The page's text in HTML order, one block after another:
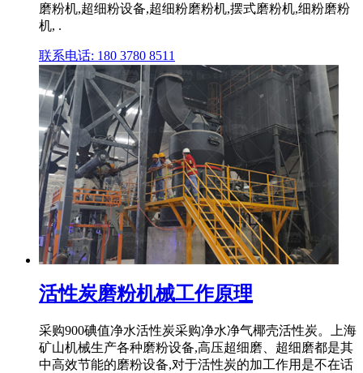
磨粉机,超细粉设备,超细粉磨粉机,摆式磨粉机,细粉磨粉
机, .
联系电话: 180 3780 8511
活性炭磨粉机械工作原理
采购900碘值净水活性炭采购净水净气椰壳活性炭。上海
矿山机械生产各种磨粉设备,高压超细磨、超细磨都是其
中高效节能的磨粉设备,对于活性炭的加工作用是不在话